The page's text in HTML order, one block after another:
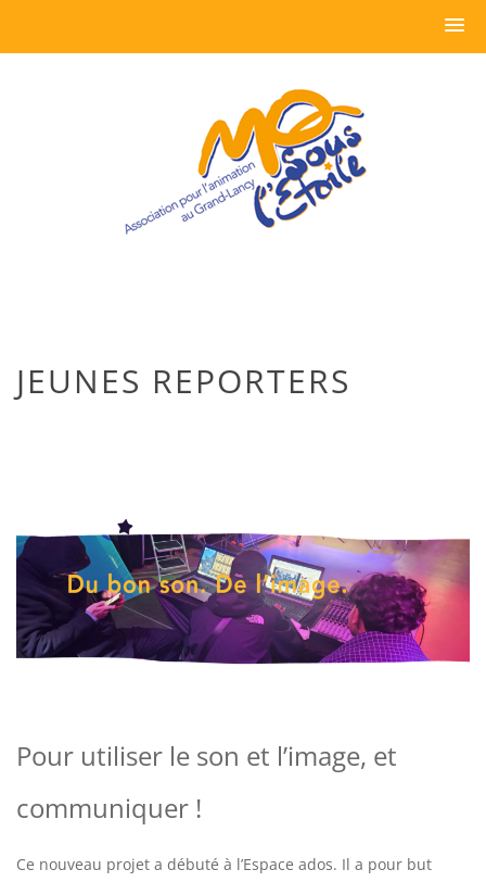
JEUNES REPORTERS
Pour utiliser le son et l’image, et
communiquer !
Ce nouveau projet a débuté à l’Espace ados. Il a pour but